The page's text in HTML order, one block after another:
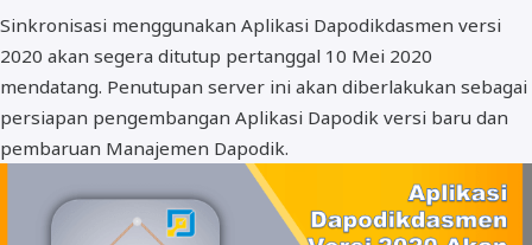
BOS dan PIP
Sinkronisasi menggunakan Aplikasi Dapodikdasmen versi
2020 akan segera ditutup pertanggal 10 Mei 2020
mendatang. Penutupan server ini akan diberlakukan sebagai
persiapan pengembangan Aplikasi Dapodik versi baru dan
pembaruan Manajemen Dapodik.